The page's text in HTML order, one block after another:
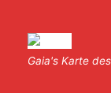
Gaia's Karte